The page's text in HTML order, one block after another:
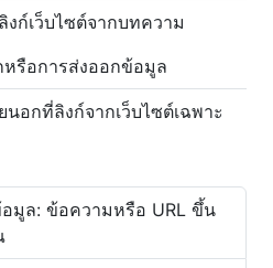
งก์เว็บไซต์จากบทความ
รือการส่งออกข้อมูล
อกที่ลิงก์จากเว็บไซต์เฉพาะ
มูล: ข้อความหรือ URL ขึ้น